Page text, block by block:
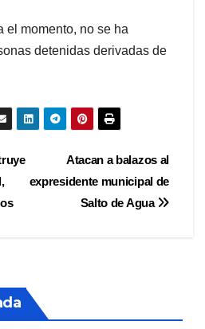
el momento, no se ha
detenidas derivadas de
Atacan a balazos al
expresidente municipal de
Salto de Agua